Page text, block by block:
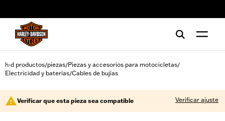
h-d productos/piezas/Piezas y accesorios para motocicletas/
Electricidad y baterías/Cables de bujías
Verificar que esta pieza sea compatible Verificar ajuste